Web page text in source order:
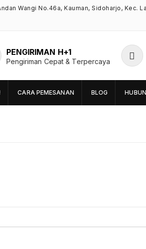
Wangi No.46a, Kauman, Sidoharjo, Kec.
PENGIRIMAN H+1
Pengiriman Cepat & Terpercaya
CARA PEMESANAN BLOG